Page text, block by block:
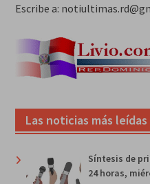
Escribe a:
Las noticias más leídas
Síntesis de
24 horas,